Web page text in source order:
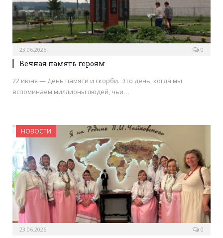
23.06.2026 0
Вечная память героям
22 июня — День памяти и скорби. Это день, когда мы
вспоминаем миллионы людей, чьи…
НОВОСТИ
23.06.2026 0